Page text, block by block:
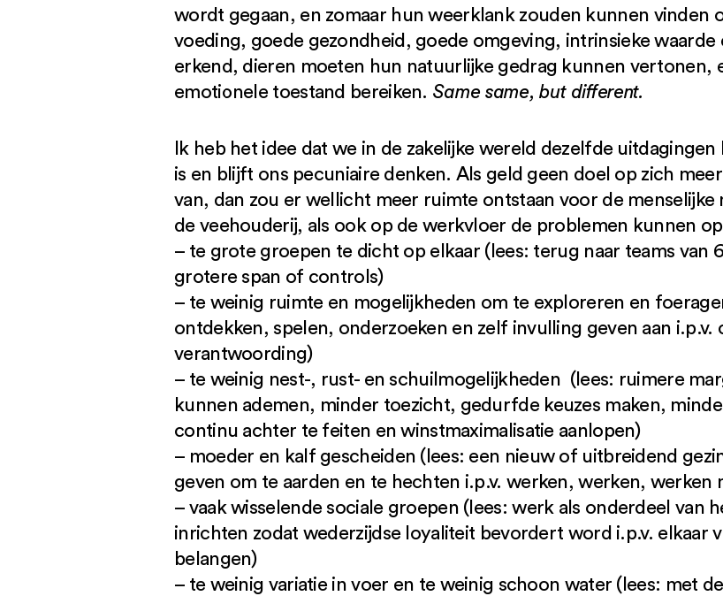
wordt gegaan, en zomaar hun weerklank zouden kunnen vinden
voeding, goede gezondheid, goede omgeving, intrinsieke
erkend, dieren moeten hun natuurlijke gedrag kunnen vertonen,
emotionele toestand bereiken. Same same, but different.
Ik heb het idee dat we in de zakelijke wereld dezelfde
is en blijft ons pecuniaire denken. Als geld geen doel op zich
van, dan zou er wellicht meer ruimte ontstaan voor de menselijke
de veehouderij, als ook op de werkvloer de problemen kunnen
– te grote groepen te dicht op elkaar (lees: terug naar teams van
grotere span of controls)
– te weinig ruimte en mogelijkheden om te exploreren en
ontdekken, spelen, onderzoeken en zelf invulling geven aan
verantwoording)
– te weinig nest-, rust- en schuilmogelijkheden (lees: ruimere
kunnen ademen, minder toezicht, gedurfde keuzes maken,
continu achter te feiten en winstmaximalisatie aanlopen)
– moeder en kalf gescheiden (lees: een nieuw of uitbreidend
geven om te aarden en te hechten i.p.v. werken, werken, werken
– vaak wisselende sociale groepen (lees: werk als onderdeel van
inrichten zodat wederzijdse loyaliteit bevordert word i.p.v. elkaar
belangen)
– te weinig variatie in voer en te weinig schoon water (lees: met